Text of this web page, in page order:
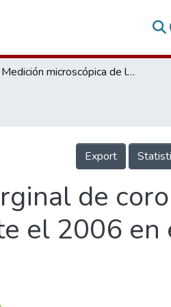
Medición microscópica de la adaptación marginal de coronas cementadas en pregrado y posgrado durante el 2006 en el colegio odontológico colombiano
Export
de
el 2006 en